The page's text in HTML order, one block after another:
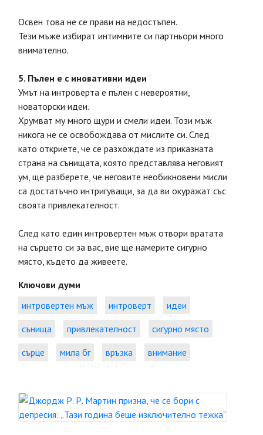
Освен това не се прави на недостъпен.
Тези мъже избират интимните си партньори много
внимателно.
5. Пълен е с иновативни идеи
Умът на интроверта е пълен с невероятни,
новаторски идеи.
Хрумват му много щури и смели идеи. Този мъж
никога не се освобождава от мислите си. След
като откриете, че се разхождате из приказната
страна на сънищата, която представлява неговият
ум, ще разберете, че неговите необикновени мисли
са достатъчно интригуващи, за да ви окуражат със
своята привлекателност.
След като един интровертен мъж отвори вратата
на сърцето си за вас, вие ще намерите сигурно
място, където да живеете.
Ключови думи
интровертен мъж
интроверт
идеи
сънища
привлекателност
сигурно място
сърце
мила бг връзка внимание